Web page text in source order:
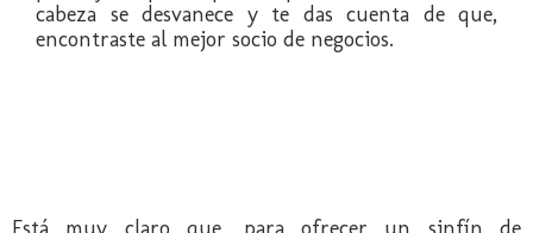
cabeza se desvanece y te das cuenta de que,
encontraste al mejor socio de negocios.